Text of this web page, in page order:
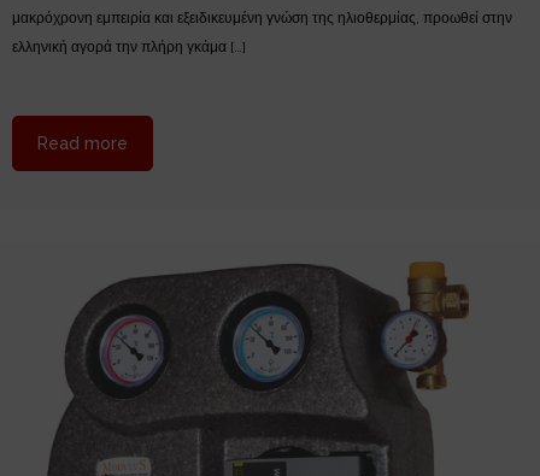
μακρόχρονη εμπειρία και εξειδικευμένη γνώση της ηλιοθερμίας, προωθεί στην
ελληνική αγορά την πλήρη γκάμα […]
Read more